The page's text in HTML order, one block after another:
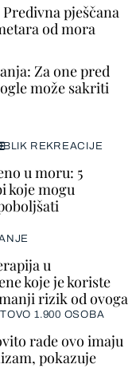
REKREACIJE
u moru: 5
koje mogu
u
koje je koriste
rizik od ovoga
1.900 OSOBA
rade ovo imaju
pokazuje
pješčana
od mora
Za one pred
može sakriti